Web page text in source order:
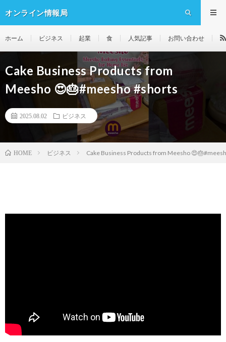
オンライン情報局
ホーム ビジネス 起業 食 人気記事 お問い合わせ
Cake Business Products from
Meesho 😍🎂#meesho #shorts
2025.08.02 ビジネス
HOME ビジネス Cake Business Products from Meesho